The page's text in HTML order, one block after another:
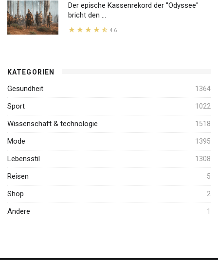
Der epische Kassenrekord der "Odyssee"
bricht den ...
4.6
KATEGORIEN
Gesundheit 1364
Sport 1022
Wissenschaft & technologie 1518
Mode 1395
Lebensstil 1308
Reisen 5
Shop 2
Andere 1